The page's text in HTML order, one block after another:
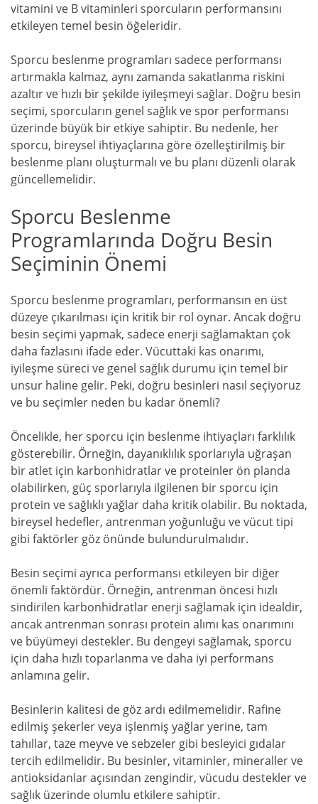
vitamini ve B vitaminleri sporcuların performansını
etkileyen temel besin öğeleridir.
Sporcu beslenme programları sadece performansı
artırmakla kalmaz, aynı zamanda sakatlanma riskini
azaltır ve hızlı bir şekilde iyileşmeyi sağlar. Doğru besin
seçimi, sporcuların genel sağlık ve spor performansı
üzerinde büyük bir etkiye sahiptir. Bu nedenle, her
sporcu, bireysel ihtiyaçlarına göre özelleştirilmiş bir
beslenme planı oluşturmalı ve bu planı düzenli olarak
güncellemelidir.
Sporcu Beslenme
Programlarında Doğru Besin
Seçiminin Önemi
Sporcu beslenme programları, performansın en üst
düzeye çıkarılması için kritik bir rol oynar. Ancak doğru
besin seçimi yapmak, sadece enerji sağlamaktan çok
daha fazlasını ifade eder. Vücuttaki kas onarımı,
iyileşme süreci ve genel sağlık durumu için temel bir
unsur haline gelir. Peki, doğru besinleri nasıl seçiyoruz
ve bu seçimler neden bu kadar önemli?
Öncelikle, her sporcu için beslenme ihtiyaçları farklılık
gösterebilir. Örneğin, dayanıklılık sporlarıyla uğraşan
bir atlet için karbonhidratlar ve proteinler ön planda
olabilirken, güç sporlarıyla ilgilenen bir sporcu için
protein ve sağlıklı yağlar daha kritik olabilir. Bu noktada,
bireysel hedefler, antrenman yoğunluğu ve vücut tipi
gibi faktörler göz önünde bulundurulmalıdır.
Besin seçimi ayrıca performansı etkileyen bir diğer
önemli faktördür. Örneğin, antrenman öncesi hızlı
sindirilen karbonhidratlar enerji sağlamak için idealdir,
ancak antrenman sonrası protein alımı kas onarımını
ve büyümeyi destekler. Bu dengeyi sağlamak, sporcu
için daha hızlı toparlanma ve daha iyi performans
anlamına gelir.
Besinlerin kalitesi de göz ardı edilmemelidir. Rafine
edilmiş şekerler veya işlenmiş yağlar yerine, tam
tahıllar, taze meyve ve sebzeler gibi besleyici gıdalar
tercih edilmelidir. Bu besinler, vitaminler, mineraller ve
antioksidanlar açısından zengindir, vücudu destekler ve
sağlık üzerinde olumlu etkilere sahiptir.